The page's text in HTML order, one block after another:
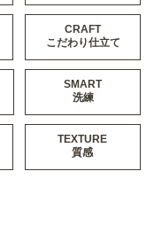
CRAFT
こだわり仕立て
SMART
洗練
TEXTURE
質感